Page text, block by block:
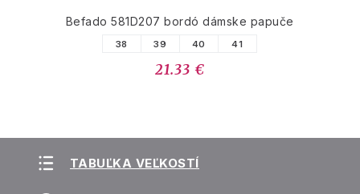
Befado 581D207 bordó dámske papuče
38 39 40 41
21.33 €
TABUĽKA VEĽKOSTÍ